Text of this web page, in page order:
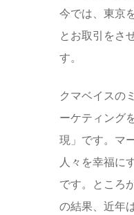
今では、東京
とお取引をさ
す。
クマベイスの
ーケティング
現」です。マ
人々を幸福に
です。ところ
の結果、近年